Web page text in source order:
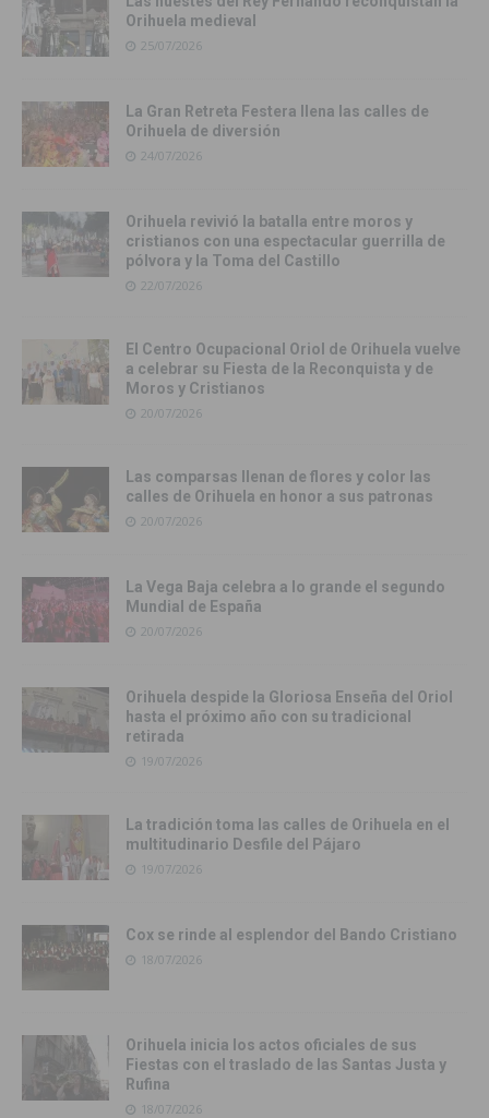
Orihuela medieval
25/07/2026
La Gran Retreta Festera llena las calles de
Orihuela de diversión
24/07/2026
Orihuela revivió la batalla entre moros y
cristianos con una espectacular guerrilla de
pólvora y la Toma del Castillo
22/07/2026
El Centro Ocupacional Oriol de Orihuela vuelve
a celebrar su Fiesta de la Reconquista y de
Moros y Cristianos
20/07/2026
Las comparsas llenan de flores y color las
calles de Orihuela en honor a sus patronas
20/07/2026
La Vega Baja celebra a lo grande el segundo
Mundial de España
20/07/2026
Orihuela despide la Gloriosa Enseña del Oriol
hasta el próximo año con su tradicional
retirada
19/07/2026
La tradición toma las calles de Orihuela en el
multitudinario Desfile del Pájaro
19/07/2026
Cox se rinde al esplendor del Bando Cristiano
18/07/2026
Orihuela inicia los actos oficiales de sus
Fiestas con el traslado de las Santas Justa y
Rufina
18/07/2026